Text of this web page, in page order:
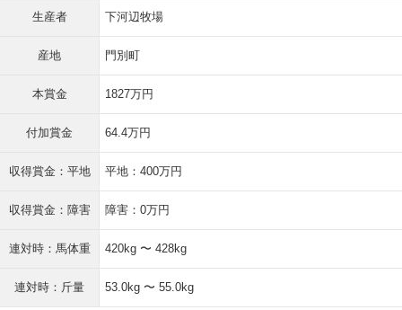
生産者 下河辺牧場
産地 門別町
本賞金 1827万円
付加賞金 64.4万円
収得賞金：平地 平地：400万円
収得賞金：障害 障害：0万円
連対時：馬体重 420kg 〜 428kg
連対時：斤量 53.0kg 〜 55.0kg